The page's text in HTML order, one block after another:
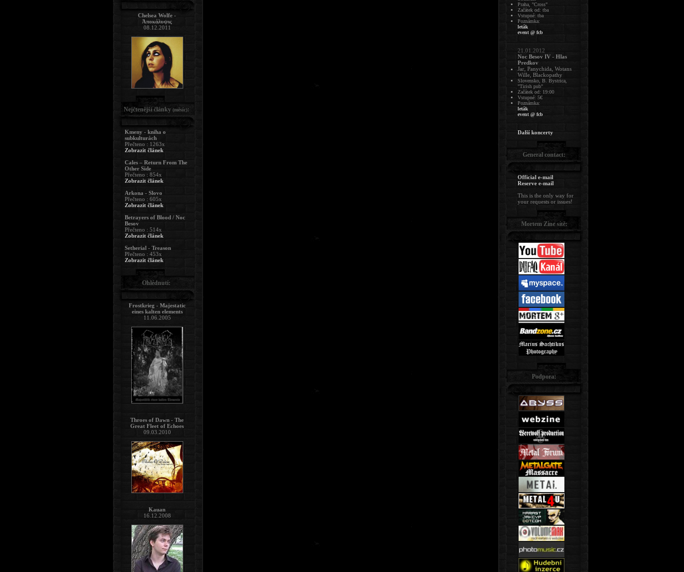
Chelsea Wolfe -
Ἀποκάλυψις
08.12.2011
Nejčtenější články (měsíc):
Kmeny - kniha o
subkulturách
Přečteno : 1263x
Zobrazit článek
Cales – Return From The
Other Side
Přečteno : 854x
Zobrazit článek
Arkona - Slovo
Přečteno : 605x
Zobrazit článek
Betrayers of Blood / Noc
Besov
Přečteno : 514x
Zobrazit článek
Setherial - Treason
Přečteno : 453x
Zobrazit článek
Ohlédnutí:
Frostkrieg - Majestatic
eines kalten elements
11.06.2005
Throes of Dawn - The
Great Fleet of Echoes
09.03.2010
Kauan
16.12.2008
Praha, "Cross"
Začátek od: tba
Vstupné: tba
Poznámka:
leták
event @ fcb
21.01.2012
Noc Besov IV - Hlas
Predkov
Jar, Panychida, Wotans
Wille, Blackopathy
Slovensko, B. Bystrica,
"Tirish pub"
Začátek od: 19:00
Vstupné: 5€
Poznámka:
leták
event @ fcb
Další koncerty
General contact:
Official e-mail
Reserve e-mail
This is the only way for
your requests or issues!
Mortem Zine sítě:
Podpora: